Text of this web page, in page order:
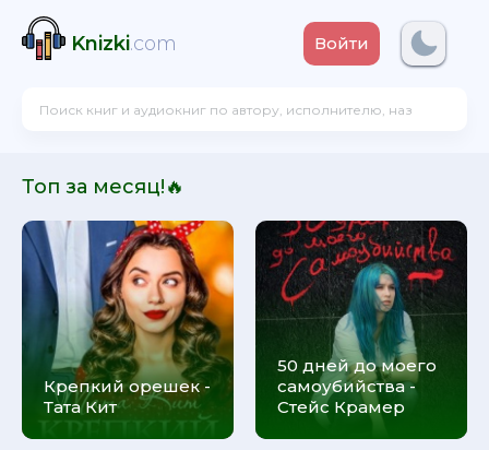
Knizki.com Войти
Топ за месяц!🔥
Крепкий орешек -
Тата Кит
50 дней до моего
самоубийства -
Стейс Крамер